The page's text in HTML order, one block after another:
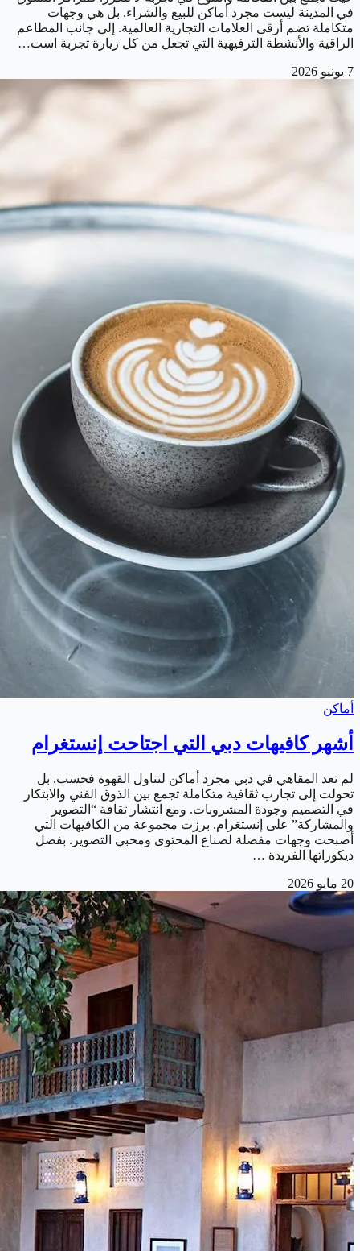
في المدينة ليست مجرد أماكن للبيع والشراء. بل هي وجهات
متكاملة تضم أرقى العلامات التجارية العالمية. إلى جانب المطاعم
الراقية والأنشطة الترفيهية التي تجعل من كل زيارة تجربة است…
7 يونيو 2026
أماكن
أشهر كافيهات دبي التي اجتاحت إنستغرام
لم تعد المقاهي في دبي مجرد أماكن لتناول القهوة فحسب. بل
تحولت إلى تجارب ثقافية متكاملة تجمع بين الذوق الفني والابتكار
في التصميم وجودة المشروبات. ومع انتشار ثقافة “التصوير
والمشاركة” على إنستغرام. برزت مجموعة من الكافيهات التي
أصبحت وجهات مفضلة لصناع المحتوى ومحبي التصوير. بفضل
ديكوراتها الفريدة …
20 مايو 2026